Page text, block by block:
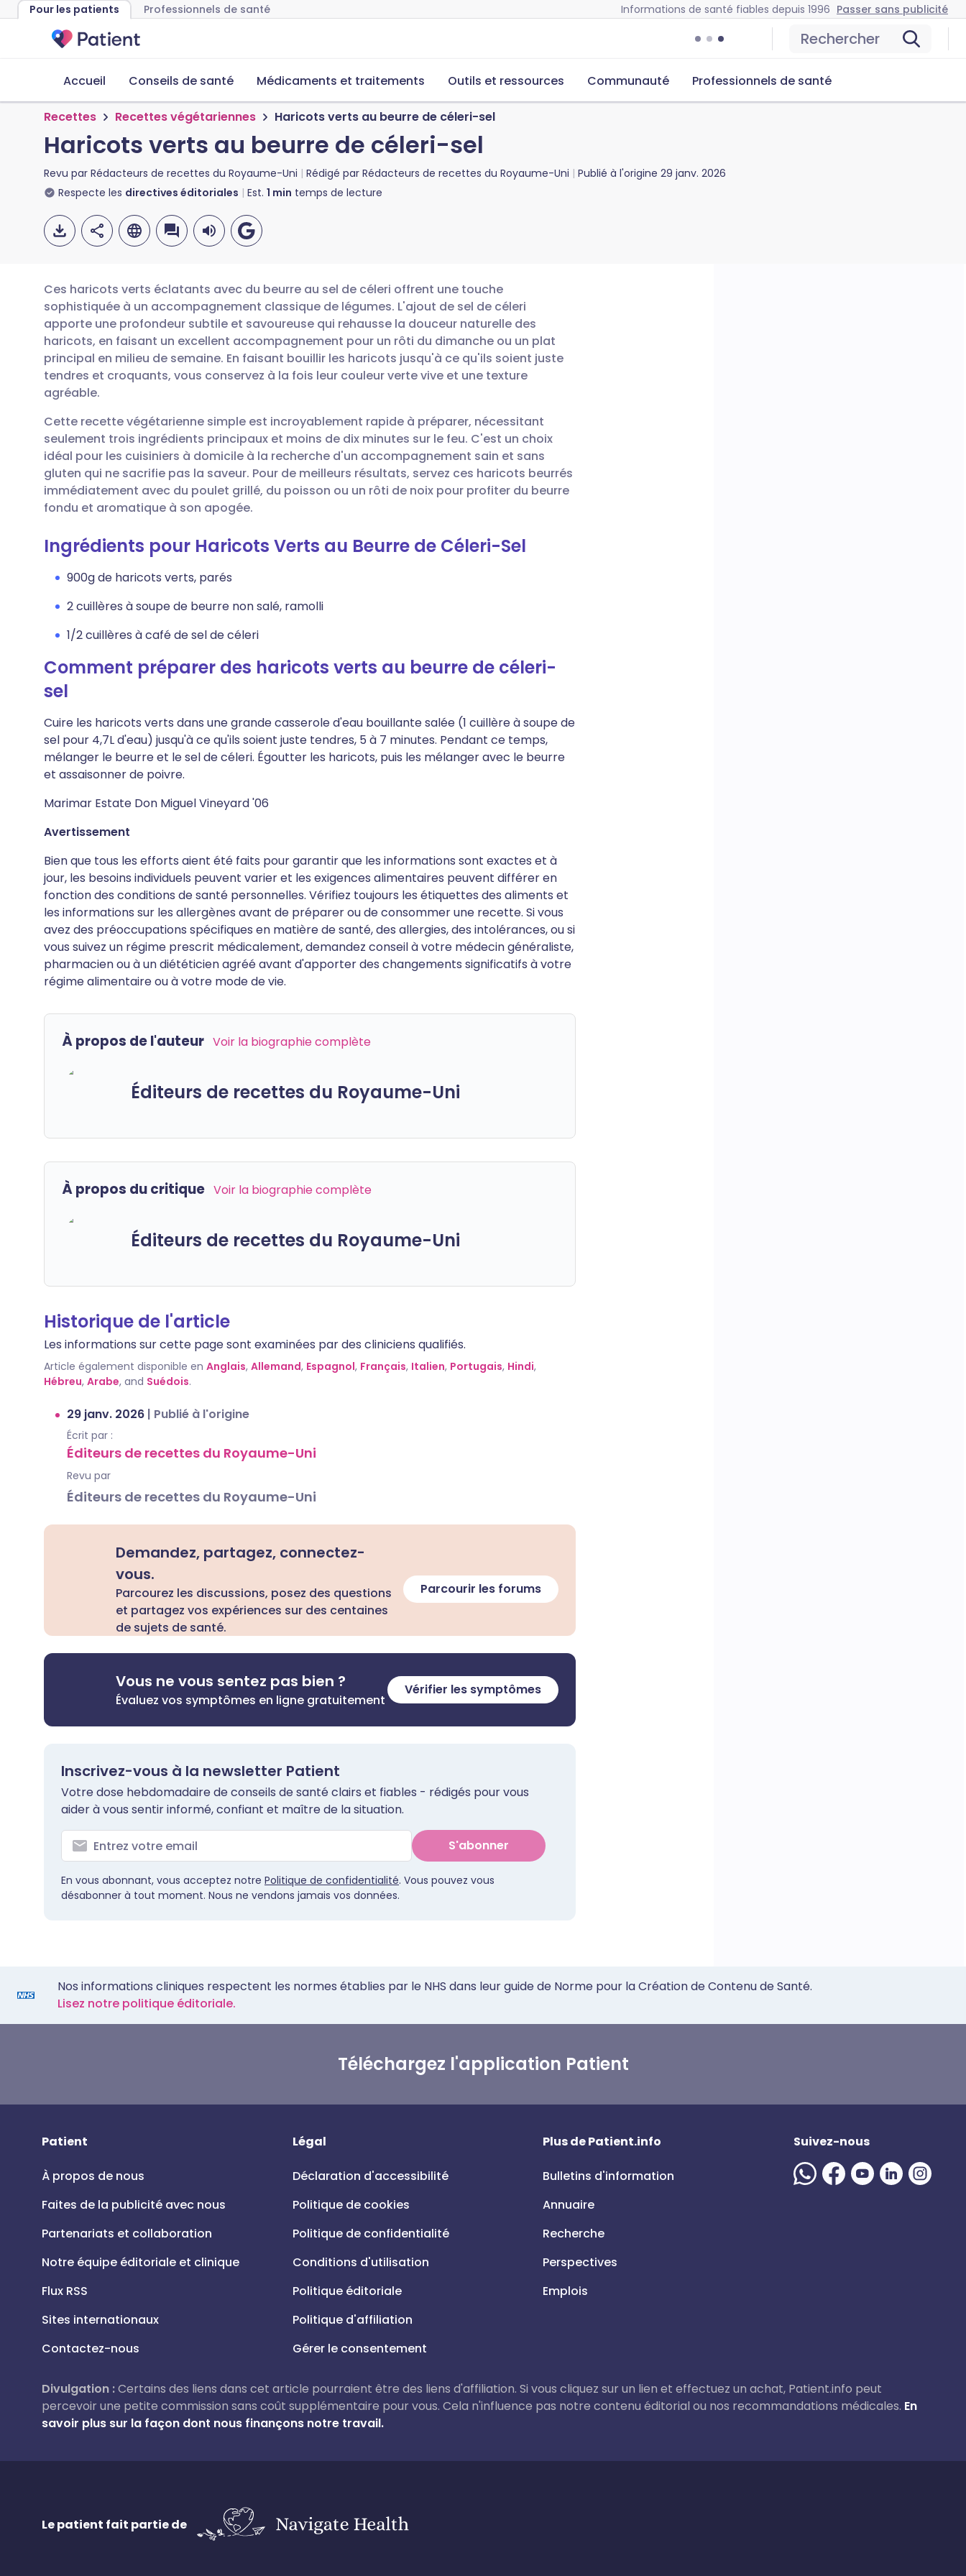
Pour les patients Professionnels de santé Informations de santé fiables depuis 1996 Passer sans publicité
Rechercher
Accueil Conseils de santé Médicaments et traitements Outils et ressources Communauté Professionnels de santé
Recettes Recettes végétariennes Haricots verts au beurre de céleri-sel
Haricots verts au beurre de céleri-sel
Revu par Rédacteurs de recettes du Royaume-Uni Rédigé par Rédacteurs de recettes du Royaume-Uni Publié à l'origine 29 janv. 2026
Respecte les directives éditoriales Est. 1 min temps de lecture
Partager par email
Partager sur Facebook
Partager via X
Partager via WhatsApp
Copier le lien
🇬🇧 English 🇩🇪 Deutsch
🇪🇸 Español 🇫🇷 Français
🇮🇳 हिन्दी 🇮🇱 עברית
🇸🇦 عربي 🇸🇪 Svenska
Ces haricots verts éclatants avec du beurre au sel de céleri offrent une touche
sophistiquée à un accompagnement classique de légumes. L'ajout de sel de céleri
apporte une profondeur subtile et savoureuse qui rehausse la douceur naturelle des
haricots, en faisant un excellent accompagnement pour un rôti du dimanche ou un plat
principal en milieu de semaine. En faisant bouillir les haricots jusqu'à ce qu'ils soient juste
tendres et croquants, vous conservez à la fois leur couleur verte vive et une texture
agréable.
Cette recette végétarienne simple est incroyablement rapide à préparer, nécessitant
seulement trois ingrédients principaux et moins de dix minutes sur le feu. C'est un choix
idéal pour les cuisiniers à domicile à la recherche d'un accompagnement sain et sans
gluten qui ne sacrifie pas la saveur. Pour de meilleurs résultats, servez ces haricots beurrés
immédiatement avec du poulet grillé, du poisson ou un rôti de noix pour profiter du beurre
fondu et aromatique à son apogée.
Ingrédients pour Haricots Verts au Beurre de Céleri-Sel
900g de haricots verts, parés
2 cuillères à soupe de beurre non salé, ramolli
1/2 cuillères à café de sel de céleri
Comment préparer des haricots verts au beurre de céleri-
sel
Cuire les haricots verts dans une grande casserole d'eau bouillante salée (1 cuillère à soupe de
sel pour 4,7L d'eau) jusqu'à ce qu'ils soient juste tendres, 5 à 7 minutes. Pendant ce temps,
mélanger le beurre et le sel de céleri. Égoutter les haricots, puis les mélanger avec le beurre
et assaisonner de poivre.
Marimar Estate Don Miguel Vineyard '06
Avertissement
Bien que tous les efforts aient été faits pour garantir que les informations sont exactes et à
jour, les besoins individuels peuvent varier et les exigences alimentaires peuvent différer en
fonction des conditions de santé personnelles. Vérifiez toujours les étiquettes des aliments et
les informations sur les allergènes avant de préparer ou de consommer une recette. Si vous
avez des préoccupations spécifiques en matière de santé, des allergies, des intolérances, ou si
vous suivez un régime prescrit médicalement, demandez conseil à votre médecin généraliste,
pharmacien ou à un diététicien agréé avant d'apporter des changements significatifs à votre
régime alimentaire ou à votre mode de vie.
À propos de l'auteur Voir la biographie complète
Éditeurs de recettes du Royaume-Uni
À propos du critique Voir la biographie complète
Éditeurs de recettes du Royaume-Uni
Historique de l'article
Les informations sur cette page sont examinées par des cliniciens qualifiés.
Article également disponible en Anglais, Allemand, Espagnol, Français, Italien, Portugais, Hindi,
Hébreu, Arabe, and Suédois.
29 janv. 2026 | Publié à l'origine
Écrit par :
Éditeurs de recettes du Royaume-Uni
Revu par
Éditeurs de recettes du Royaume-Uni
Demandez, partagez, connectez-
vous.
Parcourez les discussions, posez des questions
et partagez vos expériences sur des centaines
de sujets de santé.
Parcourir les forums
Vous ne vous sentez pas bien ?
Évaluez vos symptômes en ligne gratuitement
Vérifier les symptômes
Inscrivez-vous à la newsletter Patient
Votre dose hebdomadaire de conseils de santé clairs et fiables - rédigés pour vous
aider à vous sentir informé, confiant et maître de la situation.
S'abonner
En vous abonnant, vous acceptez notre Politique de confidentialité. Vous pouvez vous
désabonner à tout moment. Nous ne vendons jamais vos données.
Nos informations cliniques respectent les normes établies par le NHS dans leur guide de Norme pour la Création de Contenu de Santé.
Lisez notre politique éditoriale.
Téléchargez l'application Patient
Patient
À propos de nous
Faites de la publicité avec nous
Partenariats et collaboration
Notre équipe éditoriale et clinique
Flux RSS
Sites internationaux
Contactez-nous
Légal
Déclaration d'accessibilité
Politique de cookies
Politique de confidentialité
Conditions d'utilisation
Politique éditoriale
Politique d'affiliation
Gérer le consentement
Plus de Patient.info
Bulletins d'information
Annuaire
Recherche
Perspectives
Emplois
Suivez-nous
Divulgation :Certains des liens dans cet article pourraient être des liens d'affiliation. Si vous cliquez sur un lien et effectuez un achat, Patient.info peut
percevoir une petite commission sans coût supplémentaire pour vous. Cela n'influence pas notre contenu éditorial ou nos recommandations médicales. En
savoir plus sur la façon dont nous finançons notre travail.
Le patient fait partie de